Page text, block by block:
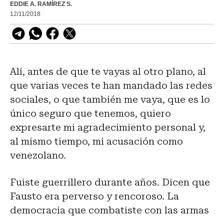
EDDIE A. RAMÍREZ S.
12/11/2018
Alí, antes de que te vayas al otro plano, al
que varias veces te han mandado las redes
sociales, o que también me vaya, que es lo
único seguro que tenemos, quiero
expresarte mi agradecimiento personal y,
al mismo tiempo, mi acusación como
venezolano.
Fuiste guerrillero durante años. Dicen que
Fausto era perverso y rencoroso. La
democracia que combatiste con las armas